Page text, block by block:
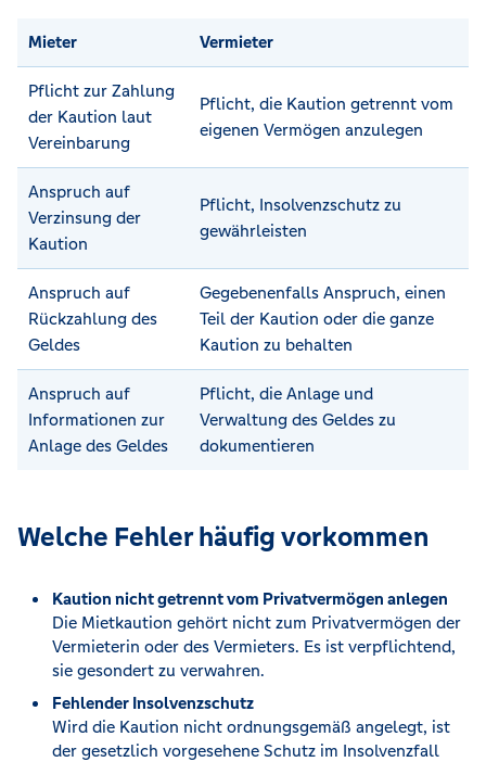
Mieter Vermieter
Pflicht zur Zahlung
der Kaution laut
Vereinbarung
Pflicht, die Kaution getrennt vom
eigenen Vermögen anzulegen
Anspruch auf
Verzinsung der
Kaution
Pflicht, Insolvenzschutz zu
gewährleisten
Anspruch auf
Rückzahlung des
Geldes
Gegebenenfalls Anspruch, einen
Teil der Kaution oder die ganze
Kaution zu behalten
Anspruch auf
Informationen zur
Anlage des Geldes
Pflicht, die Anlage und
Verwaltung des Geldes zu
dokumentieren
Welche Fehler häufig vorkommen
Kaution nicht getrennt vom Privatvermögen anlegen
Die Mietkaution gehört nicht zum Privatvermögen der
Vermieterin oder des Vermieters. Es ist verpflichtend,
sie gesondert zu verwahren.
Fehlender Insolvenzschutz
Wird die Kaution nicht ordnungsgemäß angelegt, ist
der gesetzlich vorgesehene Schutz im Insolvenzfall